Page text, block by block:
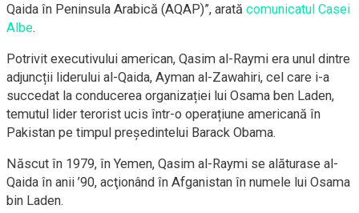
Qaida în Peninsula Arabică (AQAP)”, arată comunicatul Casei
Albe.
Potrivit executivului american, Qasim al-Raymi era unul dintre
adjuncții liderului al-Qaida, Ayman al-Zawahiri, cel care i-a
succedat la conducerea organizației lui Osama ben Laden,
temutul lider terorist ucis într-o operațiune americană în
Pakistan pe timpul președintelui Barack Obama.
Născut în 1979, în Yemen, Qasim al-Raymi se alăturase al-
Qaida în anii ’90, acţionând în Afganistan în numele lui Osama
bin Laden.